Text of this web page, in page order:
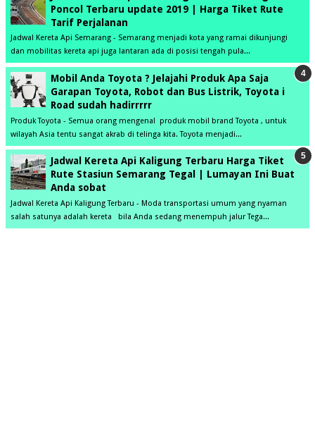
Poncol Terbaru update 2019 | Harga Tiket Rute
Tarif Perjalanan
Jadwal Kereta Api Semarang - Semarang menjadi kota yang ramai dikunjungi
dan mobilitas kereta api juga lantaran ada di posisi tengah pula...
Mobil Anda Toyota ? Jelajahi Produk Apa Saja
Garapan Toyota, Robot dan Bus Listrik, Toyota i
Road sudah hadirrrrr
Produk Toyota - Semua orang mengenal produk mobil brand Toyota , untuk
wilayah Asia tentu sangat akrab di telinga kita. Toyota menjadi...
Jadwal Kereta Api Kaligung Terbaru Harga Tiket
Rute Stasiun Semarang Tegal | Lumayan Ini Buat
Anda sobat
Jadwal Kereta Api Kaligung Terbaru - Moda transportasi umum yang nyaman
salah satunya adalah kereta bila Anda sedang menempuh jalur Tega...